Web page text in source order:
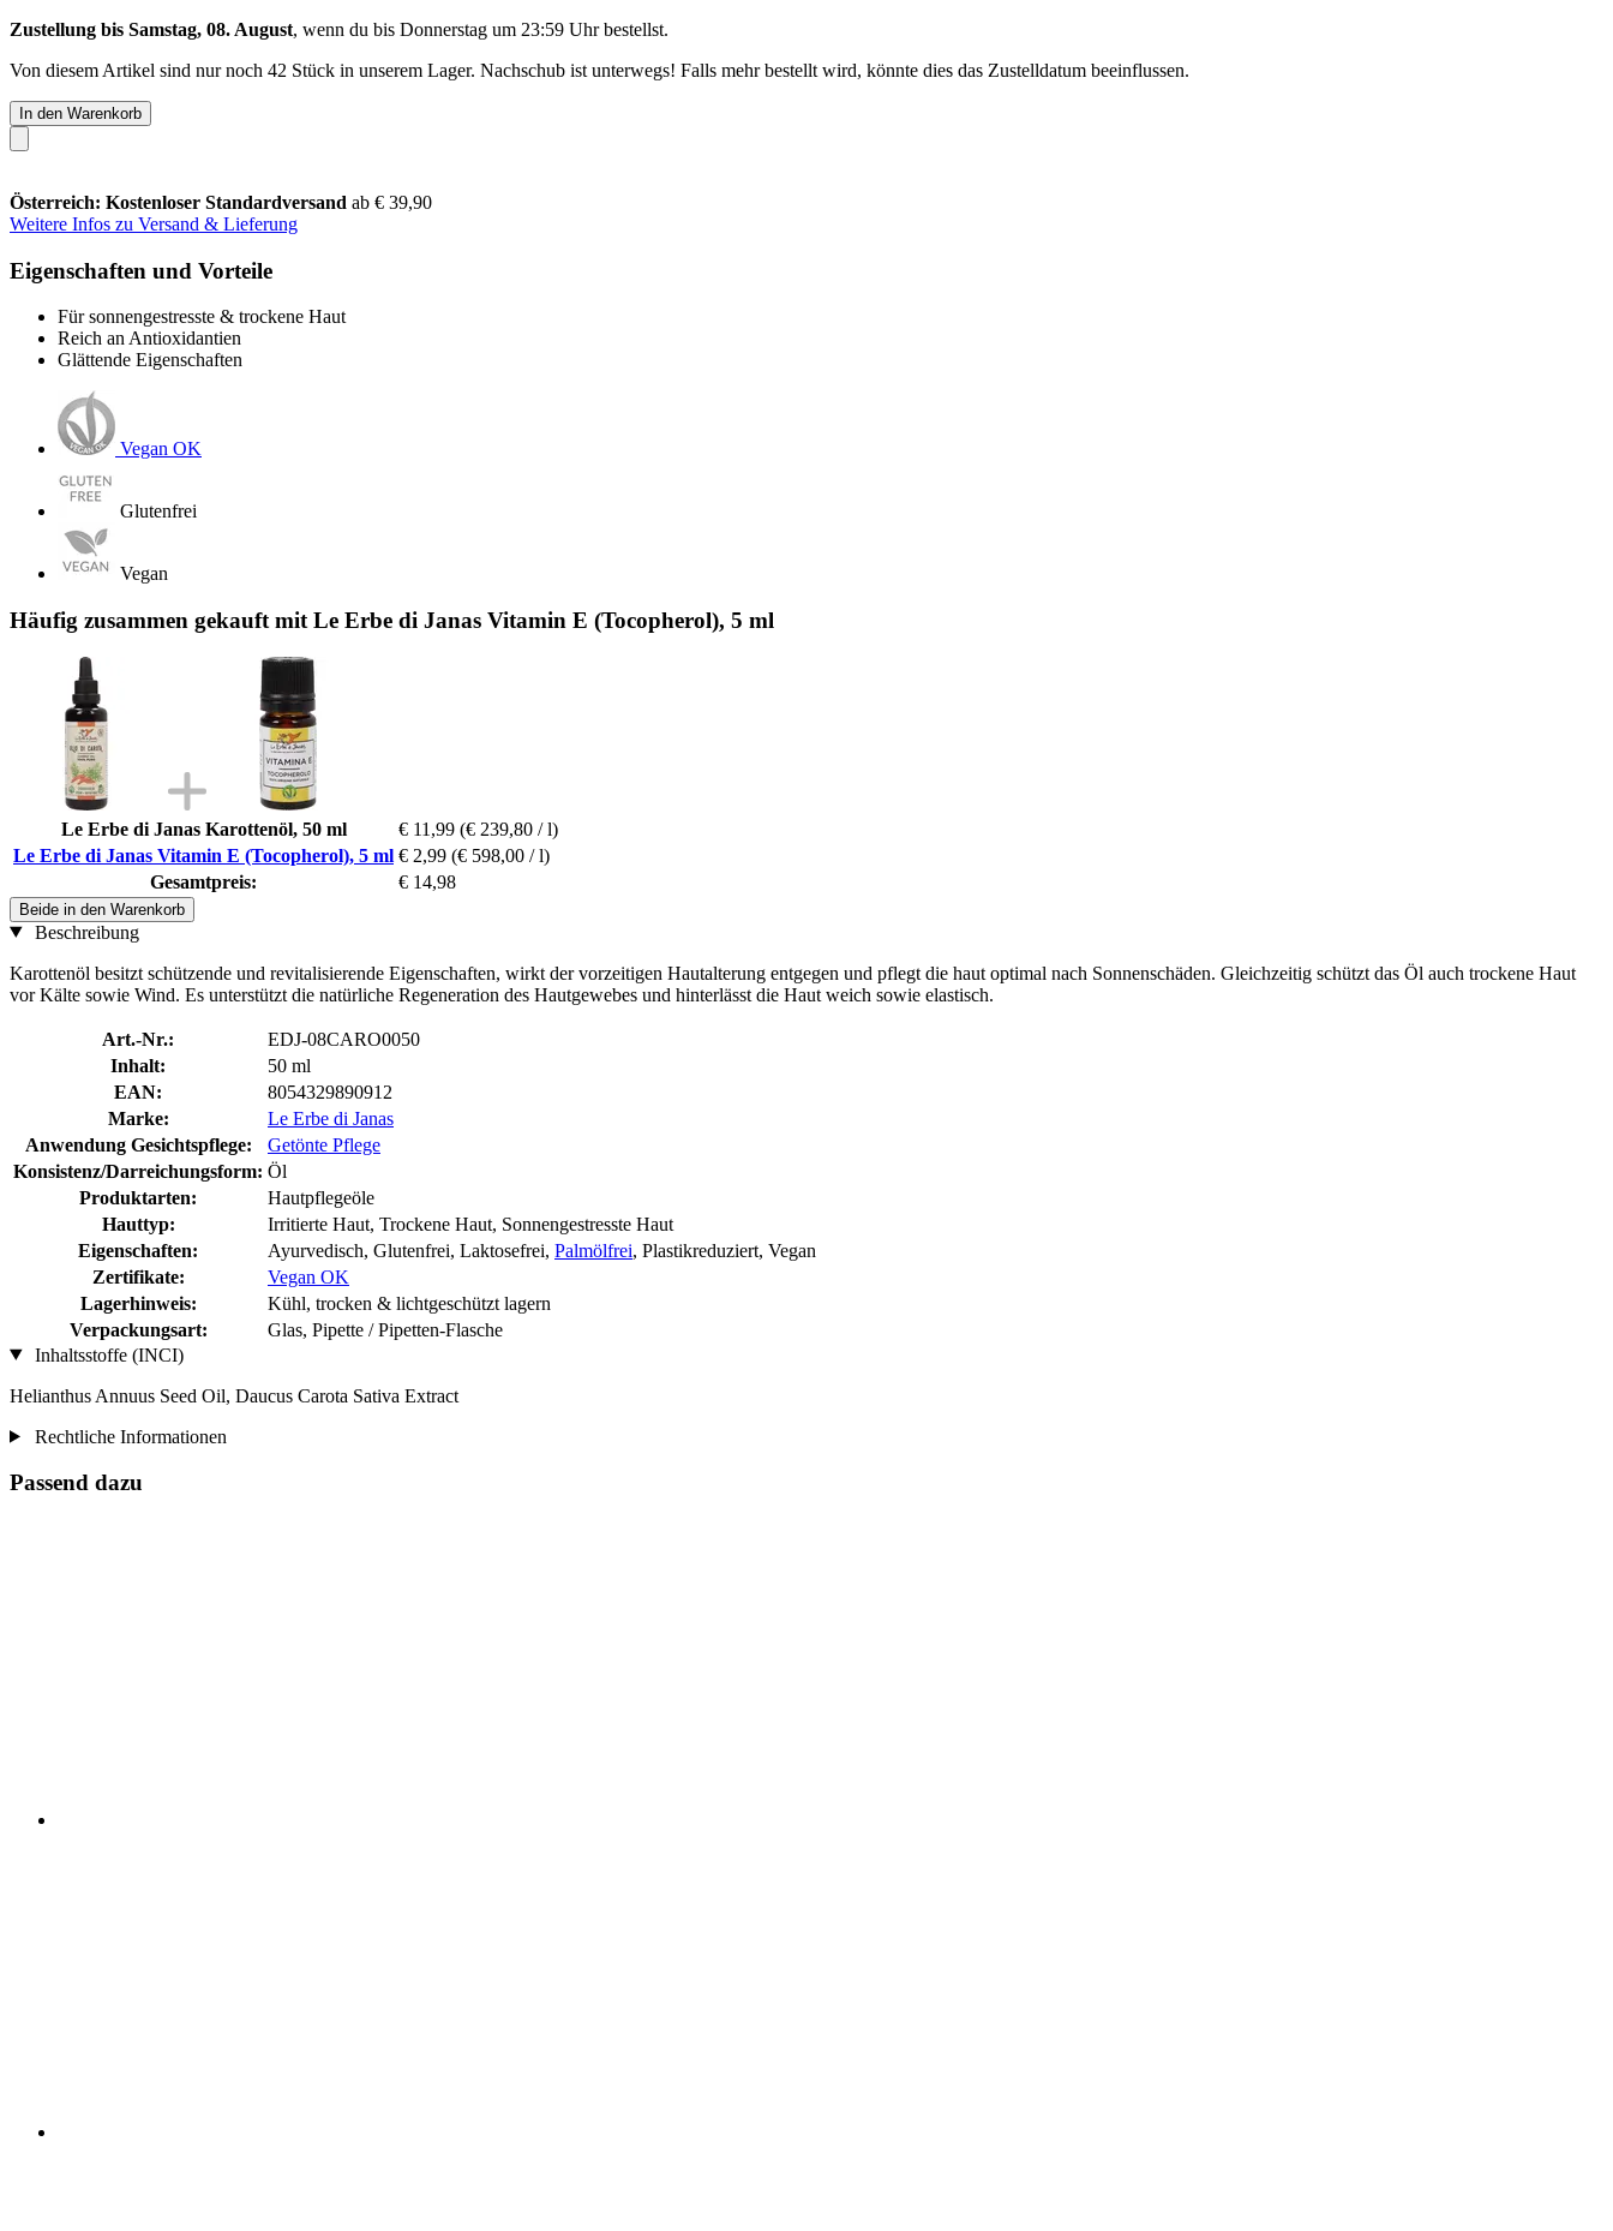
Zustellung bis Samstag, 08. August, wenn du bis Donnerstag um 23:59 Uhrbestellst.
Von diesem Artikel sind nur noch 42 Stück in unserem Lager. Nachschub ist unterwegs! Falls mehr bestellt wird, könnte dies das Zustelldatum beeinflussen.
In den Warenkorb
Österreich: Kostenloser Standardversand ab € 39,90
Weitere Infos zu Versand & Lieferung
Eigenschaften und Vorteile
Für sonnengestresste & trockene Haut
Reich an Antioxidantien
Glättende Eigenschaften
Vegan OK
Glutenfrei
Vegan
Häufig zusammen gekauft mit Le Erbe di Janas Vitamin E (Tocopherol), 5 ml
Le Erbe di Janas Karottenöl, 50 ml € 11,99 (€ 239,80 / l)
Le Erbe di Janas Vitamin E (Tocopherol), 5 ml € 2,99 (€ 598,00 / l)
Gesamtpreis:
€ 14,98
Beide in den Warenkorb
Beschreibung
Karottenöl besitzt schützende und revitalisierende Eigenschaften, wirkt der vorzeitigen Hautalterung entgegen und pflegt die haut optimal nach Sonnenschäden. Gleichzeitig schützt das Öl auch trockene Haut
vor Kälte sowie Wind. Es unterstützt die natürliche Regeneration des Hautgewebes und hinterlässt die Haut weich sowie elastisch.
Art.-Nr.:
EDJ-08CARO0050
Inhalt:
50 ml
EAN:
8054329890912
Marke:
Le Erbe di Janas
Anwendung Gesichtspflege:
Getönte Pflege
Konsistenz/Darreichungsform: Öl
Produktarten:
Hautpflegeöle
Hauttyp:
Irritierte Haut, Trockene Haut, Sonnengestresste Haut
Eigenschaften:
Ayurvedisch, Glutenfrei, Laktosefrei, Palmölfrei, Plastikreduziert, Vegan
Zertifikate:
Vegan OK
Lagerhinweis:
Kühl, trocken & lichtgeschützt lagern
Verpackungsart:
Glas, Pipette / Pipetten-Flasche
Inhaltsstoffe (INCI)
Helianthus Annuus Seed Oil, Daucus Carota Sativa Extract
Rechtliche Informationen
Passend dazu